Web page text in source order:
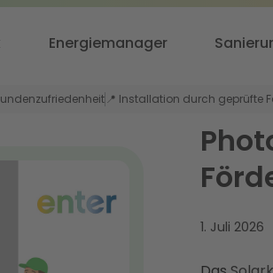
Energiemanager
📍 Installation durch geprüfte
1. Juli 2026